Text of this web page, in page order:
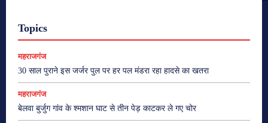
Topics
महराजगंज
30 साल पुराने इस जर्जर पुल पर हर पल मंडरा रहा हादसे का खतरा
महराजगंज
बेलवा बुर्जुग गांव के श्मशान घाट से तीन पेड़ काटकर ले गए चोर